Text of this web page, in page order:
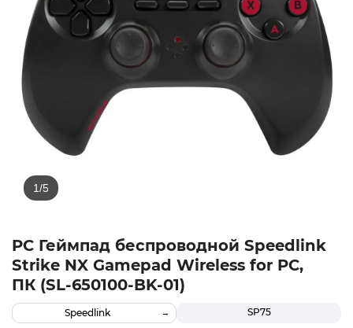
PC Геймпад беспроводной Speedlink
Strike NX Gamepad Wireless for PC,
ПК (SL-650100-BK-01)
SP75
Speedlink